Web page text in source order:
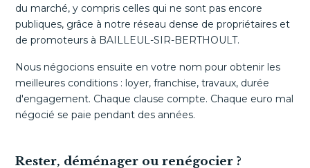
du marché, y compris celles qui ne sont pas encore
publiques, grâce à notre réseau dense de propriétaires et
de promoteurs à BAILLEUL-SIR-BERTHOULT.
Nous négocions ensuite en votre nom pour obtenir les
meilleures conditions : loyer, franchise, travaux, durée
d'engagement. Chaque clause compte. Chaque euro mal
négocié se paie pendant des années.
Rester, déménager ou renégocier ?